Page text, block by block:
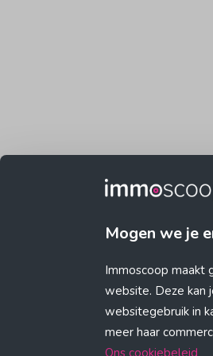
Mogen we je
Immoscoop maakt
website. Deze kan
websitegebruik in
meer haar
Ons cookiebeleid